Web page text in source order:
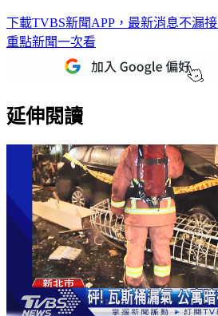
下載TVBS新聞APP，最新消息不漏接
重點新聞一次看
延伸閱讀